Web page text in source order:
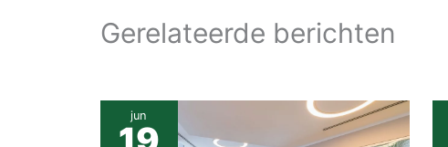
Gerelateerde berichten
jun